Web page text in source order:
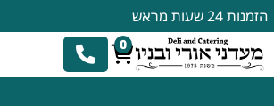
הזמנות 24 שעות מראש
0